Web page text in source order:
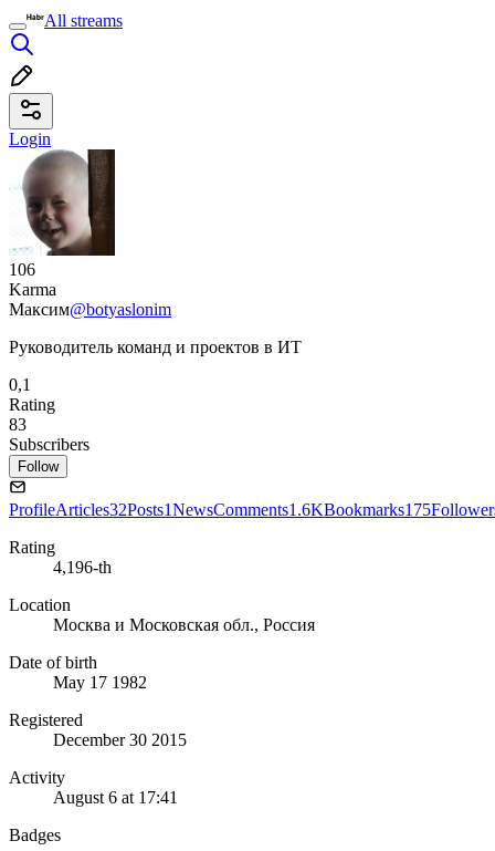
All streams
Login
106
Karma
Максим@botyaslonim
Руководитель команд и проектов в ИТ
0,1
Rating
83
Subscribers
Follow
ProfileArticles32Posts1NewsComments1.6KBookmarks175
Rating
4,196-th
Location
Москва и Московская обл., Россия
Date of birth
May 17 1982
Registered
December 30 2015
Activity
August 6 at 17:41
Badges